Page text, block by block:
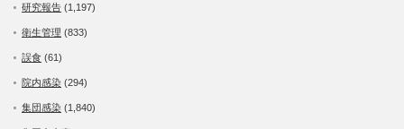
研究報告 (1,197)
衛生管理 (833)
誤食 (61)
院内感染 (294)
集団感染 (1,840)